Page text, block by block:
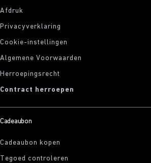
Afdruk
Privacyverklaring
Cookie-instellingen
Algemene Voorwaarden
Herroepingsrecht
Contract herroepen
Cadeaubon
Cadeaubon kopen
Tegoed controleren